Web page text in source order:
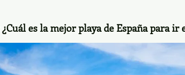
¿Cuál es la mejor playa de España para ir